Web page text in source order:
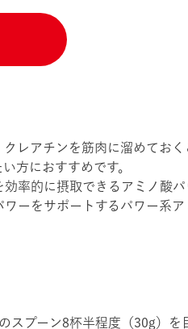
レアチンを筋肉に溜めてお
方におすすめです。
率的に摂取できるアミノ酸
ーをサポートするパワー系
スプーン8杯半程度（30g）を